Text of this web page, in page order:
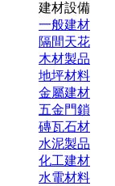
建材設備
一般建材
隔間天花
木材製品
地坪材料
金屬建材
五金門鎖
磚瓦石材
水泥製品
化工建材
水電材料